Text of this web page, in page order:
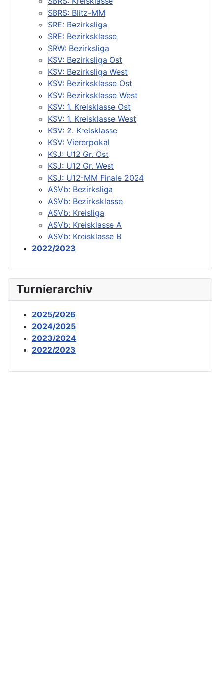
SBRS: Blitz-MM
SRE: Bezirksliga
SRE: Bezirksklasse
SRW: Bezirksliga
KSV: Bezirksliga Ost
KSV: Bezirksliga West
KSV: Bezirksklasse Ost
KSV: Bezirksklasse West
KSV: 1. Kreisklasse Ost
KSV: 1. Kreisklasse West
KSV: 2. Kreisklasse
KSV: Viererpokal
KSJ: U12 Gr. Ost
KSJ: U12 Gr. West
KSJ: U12-MM Finale 2024
ASVb: Bezirksliga
ASVb: Bezirksklasse
ASVb: Kreisliga
ASVb: Kreisklasse A
ASVb: Kreisklasse B
2022/2023
Turnierarchiv
2025/2026
2024/2025
2023/2024
2022/2023